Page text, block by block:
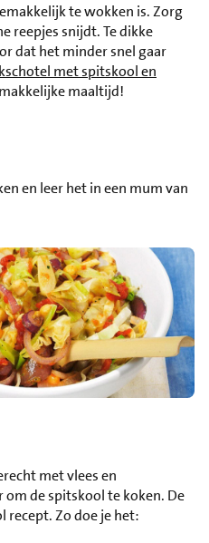
te wokken is. Zorg
reepjes snijdt. Te dikke
dat het minder snel gaar
met spitskool en
maaltijd!
en leer het in een mum van
met vlees en
om de spitskool te koken. De
recept. Zo doe je het: